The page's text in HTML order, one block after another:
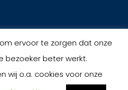
byTheme Ansar
ervoor te zorgen dat onze
bezoeker beter werkt.
wij o.a. cookies voor onze